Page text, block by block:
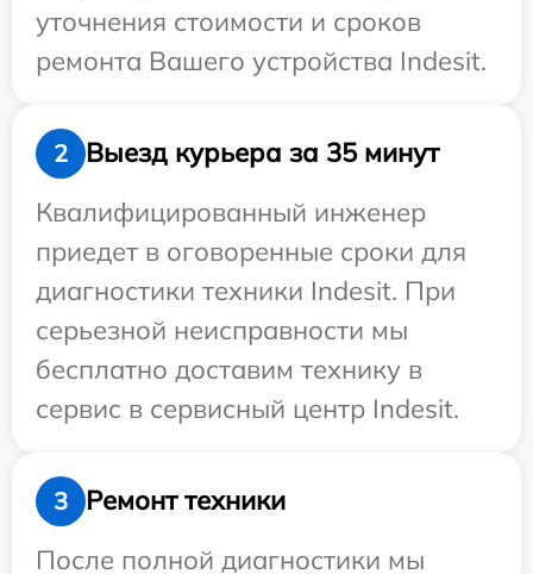
уточнения стоимости и сроков
ремонта Вашего устройства Indesit.
2
Выезд курьера за 35 минут
Квалифицированный инженер
приедет в оговоренные сроки для
диагностики техники Indesit. При
серьезной неисправности мы
бесплатно доставим технику в
сервис в сервисный центр Indesit.
3
Ремонт техники
После полной диагностики мы